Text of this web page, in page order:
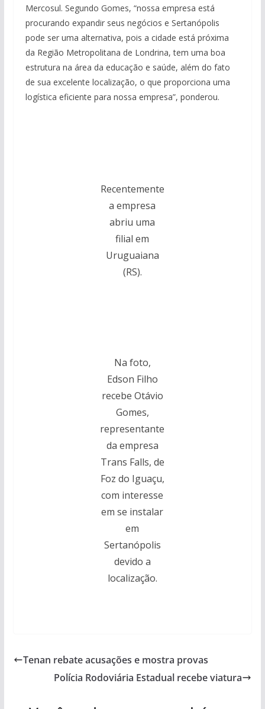
Mercosul. Segundo Gomes, “nossa empresa está
procurando expandir seus negócios e Sertanópolis
pode ser uma alternativa, pois a cidade está próxima
da Região Metropolitana de Londrina, tem uma boa
estrutura na área da educação e saúde, além do fato
de sua excelente localização, o que proporciona uma
logística eficiente para nossa empresa”, ponderou.
Recentemente
a empresa
abriu uma
filial em
Uruguaiana
(RS).
Na foto,
Edson Filho
recebe Otávio
Gomes,
representante
da empresa
Trans Falls, de
Foz do Iguaçu,
com interesse
em se instalar
em
Sertanópolis
devido a
localização.
Tenan rebate acusações e mostra provas
Polícia Rodoviária Estadual recebe viatura